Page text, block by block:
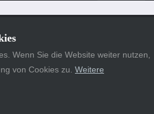
Wenn Sie die Website weiter nutzen,
von Cookies zu. Weitere